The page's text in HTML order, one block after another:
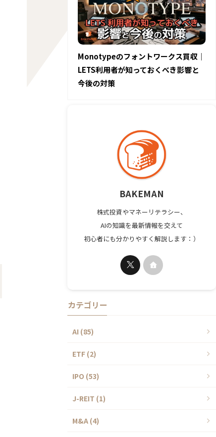
Monotypeのフォントワークス買収｜
LETS利用者が知っておくべき影響と
今後の対策
BAKEMAN
株式投資やマネーリテラシー、
AIの知識を最新情報を交えて
初心者にも分かりやすく解説します：）
カテゴリー
AI (85)
ETF (2)
IPO (53)
J-REIT (1)
M&A (4)